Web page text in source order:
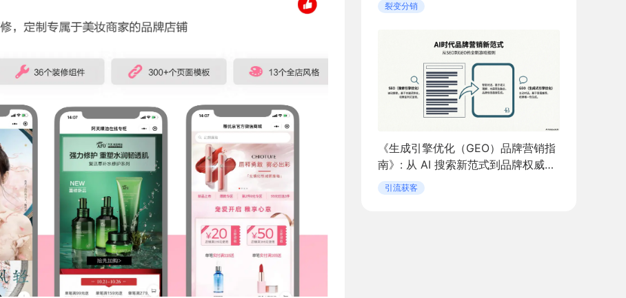
裂变分销
《生成引擎优化（GEO）品牌营销指
南》: 从 AI 搜索新范式到品牌权威构
建引流获客